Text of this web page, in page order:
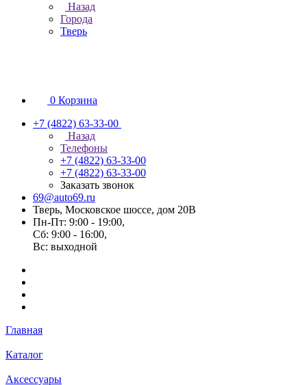
Назад
Города
Тверь
0 Корзина
+7 (4822) 63-33-00
Назад
Телефоны
+7 (4822) 63-33-00
+7 (4822) 63-33-00
Заказать звонок
69@auto69.ru
Тверь, Московское шоссе, дом 20В
Пн-Пт: 9:00 - 19:00,
Сб: 9:00 - 16:00,
Вс: выходной
Главная
Каталог
Аксессуары